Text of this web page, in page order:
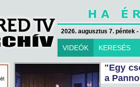
2026. augusztus 7. péntek
VIDEÓK KERESÉS
"Egy
a